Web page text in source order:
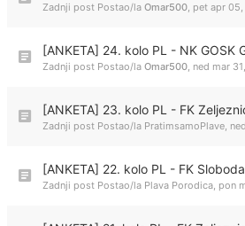
Zadnji post Postao/la Omar500, pet apr
[ANKETA] 24. kolo PL - NK GOSK
Zadnji post Postao/la Omar500, ned mar
[ANKETA] 23. kolo PL - FK
Zadnji post Postao/la PratimsamoPlave,
[ANKETA] 22. kolo PL - FK
Zadnji post Postao/la Plava Porodica, pon